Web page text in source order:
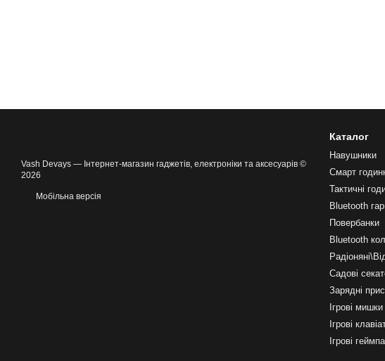
Vash Devays — Інтернет-магазин гаджетів, електроніки та аксесуарів ©
2026
Мобільна версія
Каталог
Навушники
Смарт
Тактичні
Bluetooth
Повербанки
Bluetooth
Садові
Зарядні
Ігрові мишки
Ігрові
Ігрові